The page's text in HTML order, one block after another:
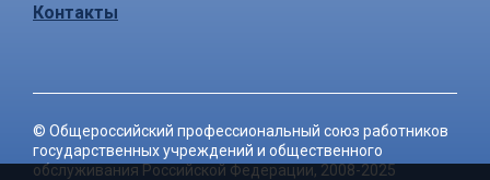
Контакты
© Общероссийский профессиональный союз работников
государственных учреждений и общественного
обслуживания Российской Федерации, 2008-2025